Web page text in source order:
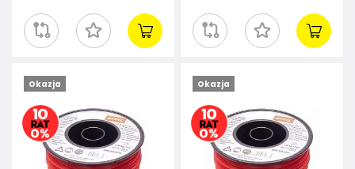
Okazja Okazja